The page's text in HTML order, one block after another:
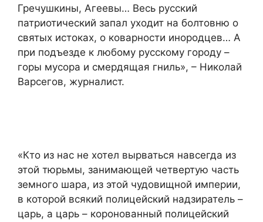
Гречушкины, Агеевы… Весь русский
патриотический запал уходит на болтовню о
святых истоках, о коварности инородцев… А
при подъезде к любому русскому городу –
горы мусора и смердящая гниль», – Николай
Варсегов, журналист.
«Кто из нас не хотел вырваться навсегда из
этой тюрьмы, занимающей четвертую часть
земного шара, из этой чудовищной империи,
в которой всякий полицейский надзиратель –
царь, а царь – коронованный полицейский